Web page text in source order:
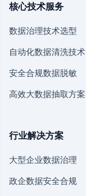
核心技术服务
数据治理技术选型
自动化数据清洗技术
安全合规数据脱敏
高效大数据抽取方案
行业解决方案
大型企业数据治理
政企数据安全合规